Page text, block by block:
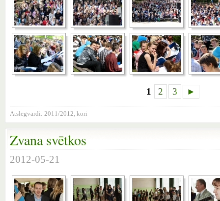
1 2 3 ►
Atslēgvārdi: 2011/2012 kori
Zvana svētkos
2012-05-21